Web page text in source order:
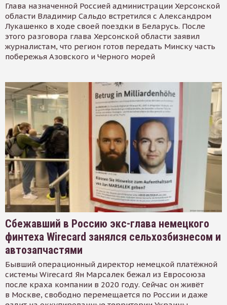
Глава назначенной Россией администрации Херсонской
области Владимир Сальдо встретился с Александром
Лукашенко в ходе своей поездки в Беларусь. После
этого разговора глава Херсонской области заявил
журналистам, что регион готов передать Минску часть
побережья Азовского и Черного морей
Сбежавший в Россию экс-глава немецкого
финтеха Wirecard занялся сельхозбизнесом и
автозапчастями
Бывший операционный директор немецкой платёжной
системы Wirecard Ян Марсалек бежал из Евросоюза
после краха компании в 2020 году. Сейчас он живёт
в Москве, свободно перемещается по России и даже